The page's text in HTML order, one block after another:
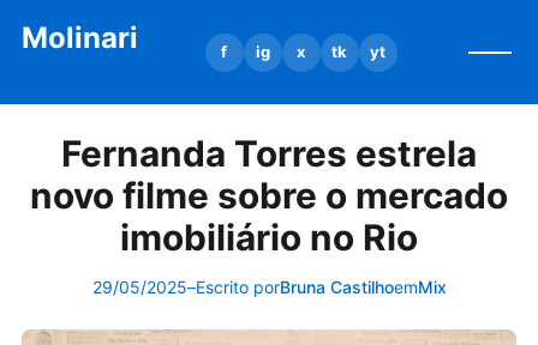
Molinari f ig x tk yt
Fernanda Torres estrela
novo filme sobre o mercado
imobiliário no Rio
29/05/2025–Escrito porBruna CastilhoemMix